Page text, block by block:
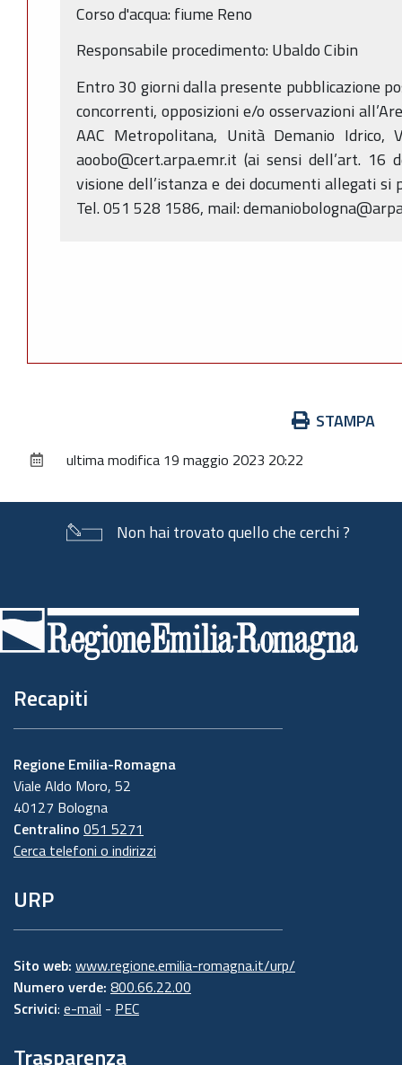
Corso d'acqua: fiume Reno
Responsabile procedimento: Ubaldo Cibin
Entro 30 giorni dalla presente pubblicazione
concorrenti, opposizioni e/o osservazioni
AAC Metropolitana, Unità Demanio Idrico,
aoobo@cert.arpa.emr.it (ai sensi dell’art. 16
visione dell’istanza e dei documenti allegati
Tel. 051 528 1586, mail:
documento
STAMPA
ultima modifica 19 maggio 2023 20:22
Non hai trovato quello che cerchi ?
di
pagina
Recapiti
Regione Emilia-Romagna
Viale Aldo Moro, 52
40127 Bologna
Centralino 051 5271
Cerca telefoni o indirizzi
URP
Sito web: www.regione.emilia-romagna.it/urp/
Numero verde: 800.66.22.00
Scrivici: e-mail - PEC
Trasparenza